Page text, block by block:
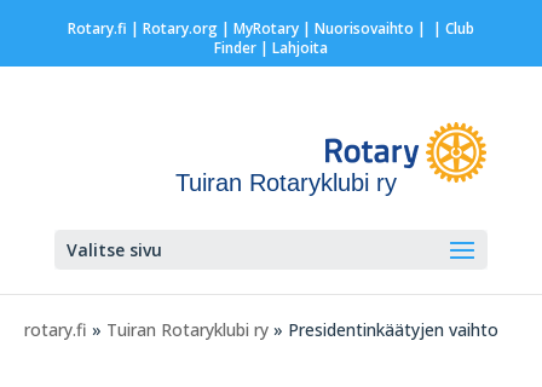
Rotary.fi | Rotary.org| MyRotary | Nuorisovaihto | | Club
Finder| Lahjoita
Tuiran Rotaryklubi ry
Valitse sivu
rotary.fi » Tuiran Rotaryklubi ry » Presidentinkäätyjen vaihto